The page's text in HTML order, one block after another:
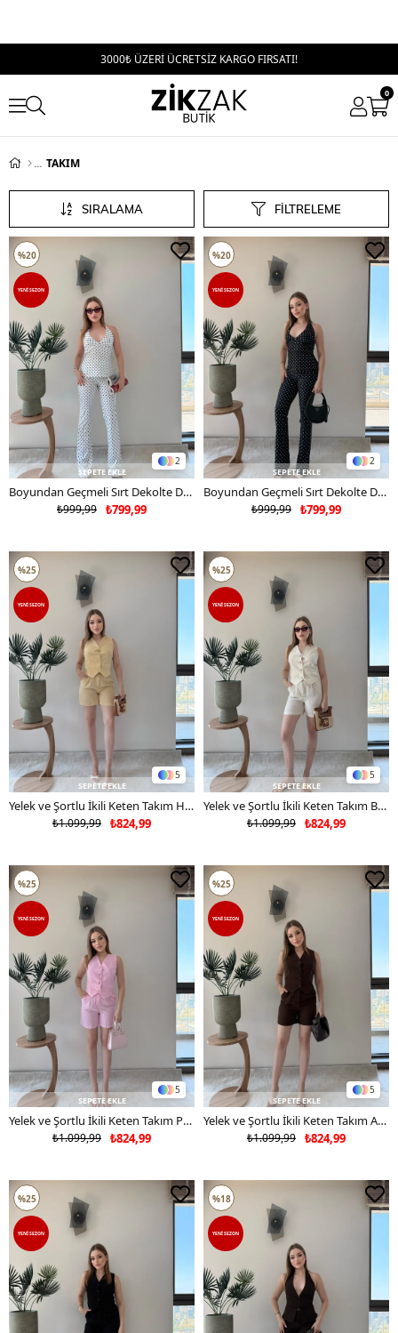
3000₺ ÜZERİ ÜCRETSİZ KARGO FIRSATI!
0
TAKIM
FILTRELEME
SIRALAMA
2
SEPETE EKLE
Boyundan Geçmeli Sırt Dekolte Detay Bluz ve Pantolonlu Puantiyeli Takım Beyaz 2380
₺799,99
₺999,99
%20
YENI SEZON
2
SEPETE EKLE
Boyundan Geçmeli Sırt Dekolte Detay Bluz ve Pantolonlu Puantiyeli Takım Siyah 2380
₺799,99
₺999,99
%20
YENI SEZON
5
SEPETE EKLE
Yelek ve Şortlu İkili Keten Takım Hardal 2373
₺824,99
₺1.099,99
%25
YENI SEZON
5
SEPETE EKLE
Yelek ve Şortlu İkili Keten Takım Bej 2373
₺824,99
₺1.099,99
%25
YENI SEZON
5
SEPETE EKLE
Yelek ve Şortlu İkili Keten Takım Pembe 2373
₺824,99
₺1.099,99
%25
YENI SEZON
5
SEPETE EKLE
Yelek ve Şortlu İkili Keten Takım Acı Kahve 2373
₺824,99
₺1.099,99
%25
YENI SEZON
%25
YENI SEZON
%18
YENI SEZON